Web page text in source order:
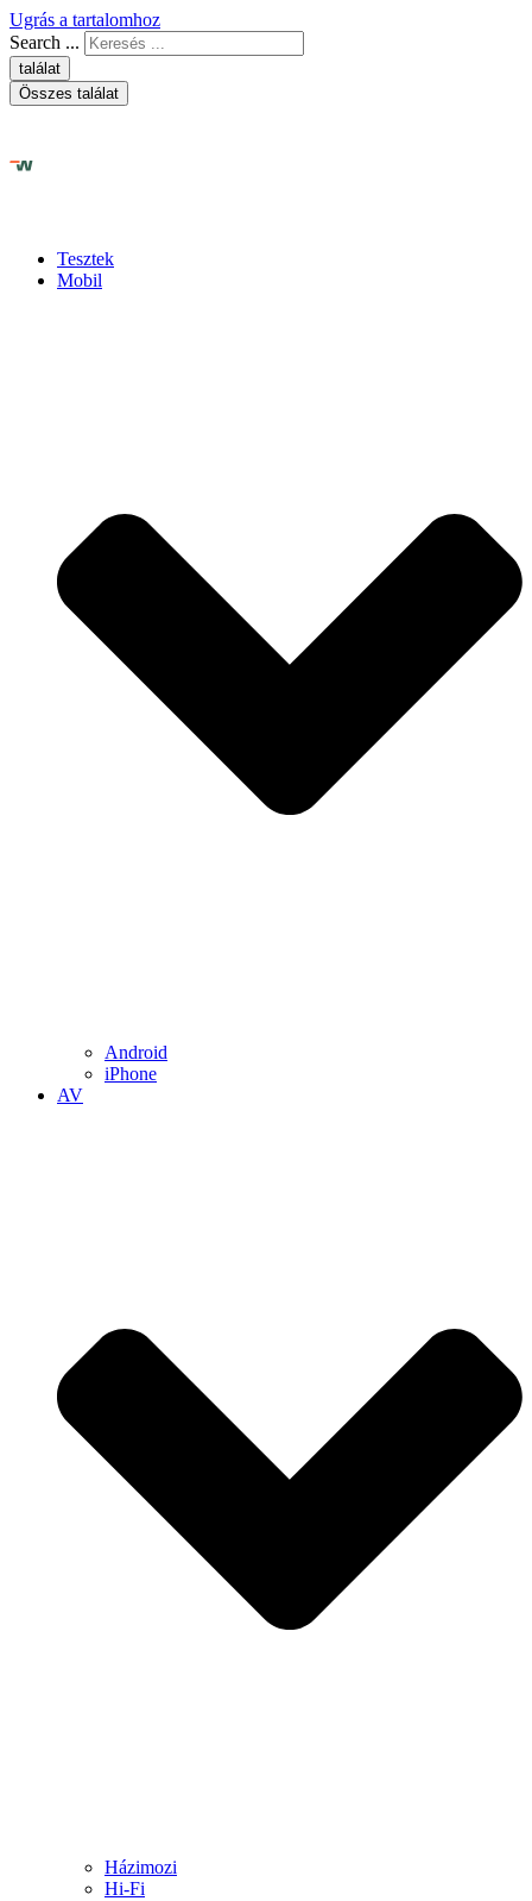
Ugrás a tartalomhoz
Search ...
találat
Összes találat
Tesztek
Mobil
Android
iPhone
AV
Házimozi
Hi-Fi